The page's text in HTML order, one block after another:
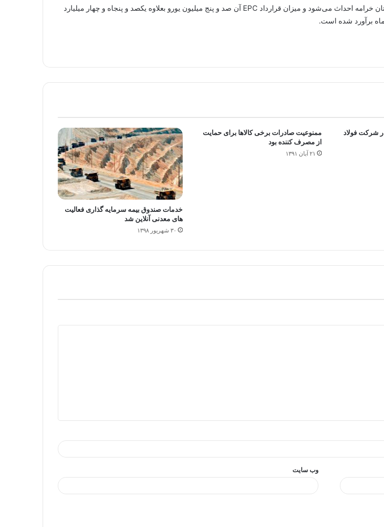
وی افزود: این کارخانه در زمینی به مساحت یکصد هکتار در جنوب شهرستان خرامه احداث می‌شود و میزان قرارداد EPC آن صد و پنج میلیون یورو بعلاوه یکصد و پنجاه و چهار میلیارد
در شرکت فولاد
ممنوعیت صادرات برخی کالاها برای حمایت
از مصرف کننده بود
۲۱ آبان ۱۳۹۱
خدمات صندوق بیمه سرمایه گذاری فعالیت
های معدنی آنلاین شد
۳۰ شهریور ۱۳۹۸
وب‌ سایت